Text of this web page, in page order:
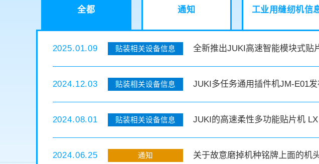
全都 通知 工业用缝纫机信
2025.01.09 贴装相关设备信息 全新推出JUKI高速智能模块式贴
2024.12.03 贴装相关设备信息 JUKI多任务通用插件机JM-E01发
2024.08.01 贴装相关设备信息 JUKI的高速柔性多功能贴片机
2024.06.25 通知 关于故意磨掉机种铭牌上面的机